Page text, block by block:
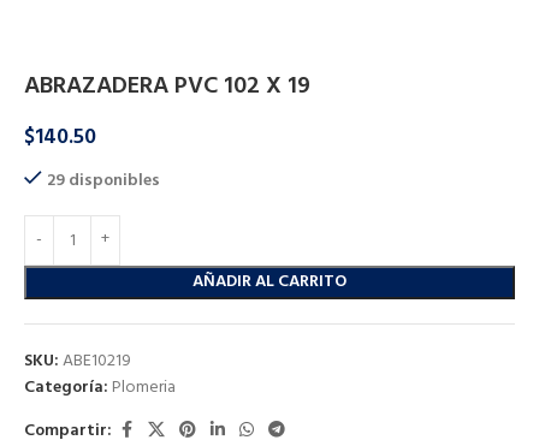
ABRAZADERA PVC 102 X 19
$140.50
29 disponibles
AÑADIR AL CARRITO
SKU:ABE10219
Categoría: Plomeria
Compartir: